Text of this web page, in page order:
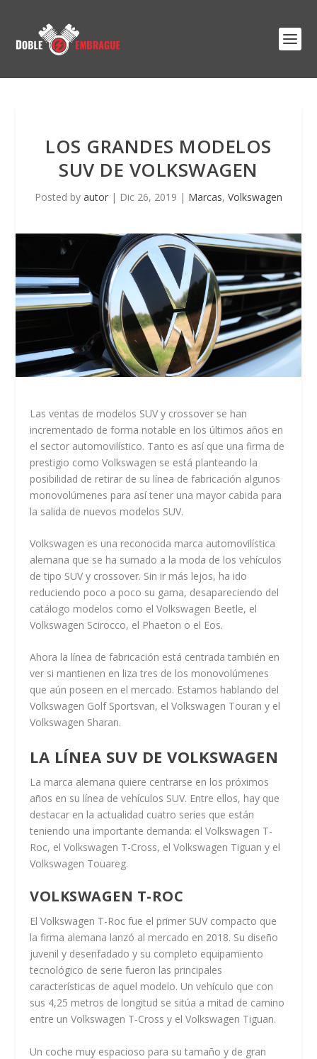
LOS GRANDES MODELOS
SUV DE VOLKSWAGEN
Posted by autor | Dic 26, 2019 | Marcas, Volkswagen
Las ventas de modelos SUV y crossover se han
incrementado de forma notable en los últimos años en
el sector automovilístico. Tanto es así que una firma de
prestigio como Volkswagen se está planteando la
posibilidad de retirar de su línea de fabricación algunos
monovolúmenes para así tener una mayor cabida para
la salida de nuevos modelos SUV.
Volkswagen es una reconocida marca automovilística
alemana que se ha sumado a la moda de los vehículos
de tipo SUV y crossover. Sin ir más lejos, ha ido
reduciendo poco a poco su gama, desapareciendo del
catálogo modelos como el Volkswagen Beetle, el
Volkswagen Scirocco, el Phaeton o el Eos.
Ahora la línea de fabricación está centrada también en
ver si mantienen en liza tres de los monovolúmenes
que aún poseen en el mercado. Estamos hablando del
Volkswagen Golf Sportsvan, el Volkswagen Touran y el
Volkswagen Sharan.
LA LÍNEA SUV DE VOLKSWAGEN
La marca alemana quiere centrarse en los próximos
años en su línea de vehículos SUV. Entre ellos, hay que
destacar en la actualidad cuatro series que están
teniendo una importante demanda: el Volkswagen T-
Roc, el Volkswagen T-Cross, el Volkswagen Tiguan y el
Volkswagen Touareg.
VOLKSWAGEN T-ROC
El Volkswagen T-Roc fue el primer SUV compacto que
la firma alemana lanzó al mercado en 2018. Su diseño
juvenil y desenfadado y su completo equipamiento
tecnológico de serie fueron las principales
características de aquel modelo. Un vehículo que con
sus 4,25 metros de longitud se sitúa a mitad de camino
entre un Volkswagen T-Cross y el Volkswagen Tiguan.
Un coche muy espacioso para su tamaño y de gran